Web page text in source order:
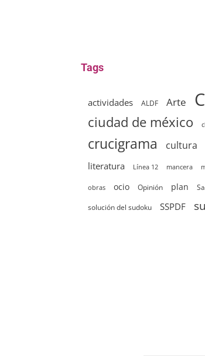
Tags
actividades ALDF Arte
ciudad de méxico
crucigrama cultura
literatura Línea 12 mancera
obras ocio Opinión plan
solución del sudoku SSPDF